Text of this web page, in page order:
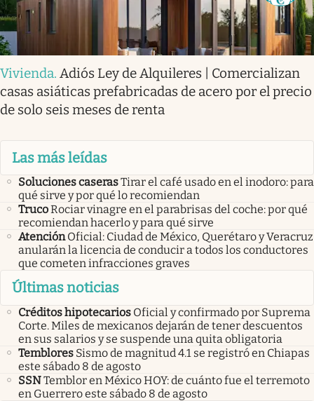
Vivienda. Adiós Ley de Alquileres | Comercializan
casas asiáticas prefabricadas de acero por el precio
de solo seis meses de renta
Las más leídas
Soluciones caserasTirar el café usado en el inodoro: para
qué sirve y por qué lo recomiendan
TrucoRociar vinagre en el parabrisas del coche: por qué
recomiendan hacerlo y para qué sirve
Atención Oficial: Ciudad de México, Querétaro y Veracruz
anularán la licencia de conducir a todos los conductores
que cometen infracciones graves
Últimas noticias
Créditos hipotecarios Oficial y confirmado por Suprema
Corte. Miles de mexicanos dejarán de tener descuentos
en sus salarios y se suspende una quita obligatoria
Temblores Sismo de magnitud 4.1 se registró en Chiapas
este sábado 8 de agosto
SSNTemblor en México HOY: de cuánto fue el terremoto
en Guerrero este sábado 8 de agosto